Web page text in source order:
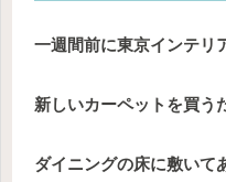
一週間前に東京インテリ
新しいカーペットを買う
ダイニングの床に敷いて